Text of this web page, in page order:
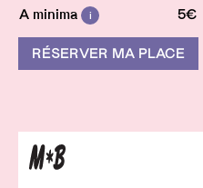
A minima
Info 5€
RÉSERVER MA PLACE